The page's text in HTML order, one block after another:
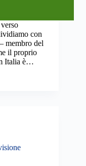
con
membro del
il proprio
Italia è…